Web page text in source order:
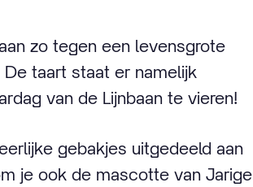
zo tegen een levensgrote
taart staat er namelijk
van de Lijnbaan te vieren!
gebakjes uitgedeeld aan
je ook de mascotte van Jarige